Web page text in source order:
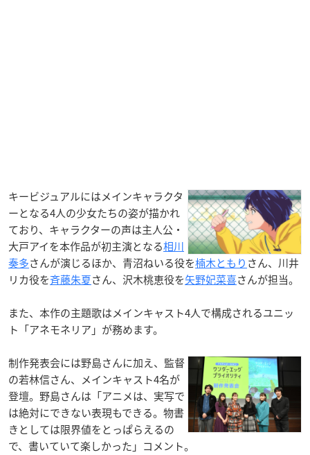
キービジュアルにはメインキャラクタ
ーとなる4人の少女たちの姿が描かれ
ており、キャラクターの声は主人公・
大戸アイを本作品が初主演となる相川
奏多さんが演じるほか、青沼ねいる役を楠木ともり さん、川井
リカ役を斉藤朱夏さん、沢木桃恵役を矢野妃菜喜さんが担当。
また、本作の主題歌はメインキャスト4人で構成されるユニッ
ト「アネモネリア」が務めます。
制作発表会には野島さんに加え、監督
の若林信さん、メインキャスト4名が
登壇。野島さんは「アニメは、実写で
は絶対にできない表現もできる。物書
きとしては限界値をとっぱらえるの
で、書いていて楽しかった」コメント。